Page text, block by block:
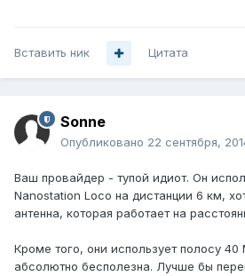
Вставить ник Цитата
Sonne
Опубликовано 22 сентября,
Ваш провайдер - тупой идиот. Он
Nanostation Loco на дистанции 6 км,
антенна, которая работает на
Кроме того, они использует полосу 40
абсолютно бесполезна. Лучше бы